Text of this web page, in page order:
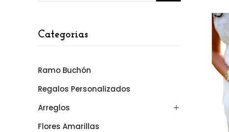
Categorias
Ramo Buchón
Regalos Personalizados
Arreglos
Flores Amarillas